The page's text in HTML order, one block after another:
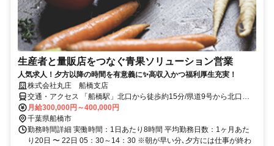
生産者と量販店をつなぐ青果ソリューション営業
人気求人！夕方以降の時間を有意義に✨高収入かつ福利厚生充実！
株式会社丸庄 船橋支店
交通・アクセス 「船橋駅」北口から徒歩約15分/県道9号から北口十
字路を入ってから車で2分。
月給300,000円～400,000円
千葉県船橋市
勤務時間詳細 実働時間：1日あたり8時間 平均勤務日数：1ヶ月あた
り20日 〜 22日 05：30～14：30 ※朝が早い分､夕方には仕事が終わ